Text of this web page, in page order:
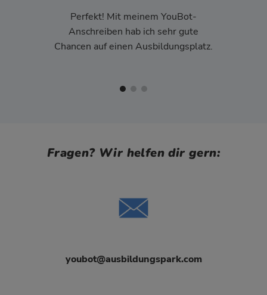
Perfekt! Mit meinem YouBot-
Anschreiben hab ich sehr gute
Chancen auf einen Ausbildungsplatz.
Fragen? Wir helfen dir gern:
youbot@ausbildungspark.com